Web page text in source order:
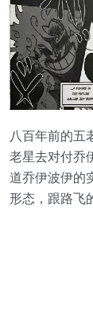
八百年前的五
老星去对付乔
道乔伊波伊的
形态，跟路飞